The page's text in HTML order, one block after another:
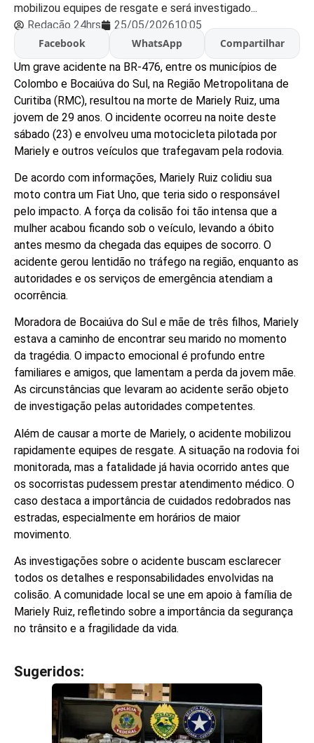
mobilizou equipes de resgate e será investigado...
Redação 24hrs
25/05/202610:05
Facebook
WhatsApp
Compartilhar
Um grave acidente na BR-476, entre os municípios de
Colombo e Bocaiúva do Sul, na Região Metropolitana de
Curitiba (RMC), resultou na morte de Mariely Ruiz, uma
jovem de 29 anos. O incidente ocorreu na noite deste
sábado (23) e envolveu uma motocicleta pilotada por
Mariely e outros veículos que trafegavam pela rodovia.
De acordo com informações, Mariely Ruiz colidiu sua
moto contra um Fiat Uno, que teria sido o responsável
pelo impacto. A força da colisão foi tão intensa que a
mulher acabou ficando sob o veículo, levando a óbito
antes mesmo da chegada das equipes de socorro. O
acidente gerou lentidão no tráfego na região, enquanto as
autoridades e os serviços de emergência atendiam a
ocorrência.
Moradora de Bocaiúva do Sul e mãe de três filhos, Mariely
estava a caminho de encontrar seu marido no momento
da tragédia. O impacto emocional é profundo entre
familiares e amigos, que lamentam a perda da jovem mãe.
As circunstâncias que levaram ao acidente serão objeto
de investigação pelas autoridades competentes.
Além de causar a morte de Mariely, o acidente mobilizou
rapidamente equipes de resgate. A situação na rodovia foi
monitorada, mas a fatalidade já havia ocorrido antes que
os socorristas pudessem prestar atendimento médico. O
caso destaca a importância de cuidados redobrados nas
estradas, especialmente em horários de maior
movimento.
As investigações sobre o acidente buscam esclarecer
todos os detalhes e responsabilidades envolvidas na
colisão. A comunidade local se une em apoio à família de
Mariely Ruiz, refletindo sobre a importância da segurança
no trânsito e a fragilidade da vida.
Sugeridos: